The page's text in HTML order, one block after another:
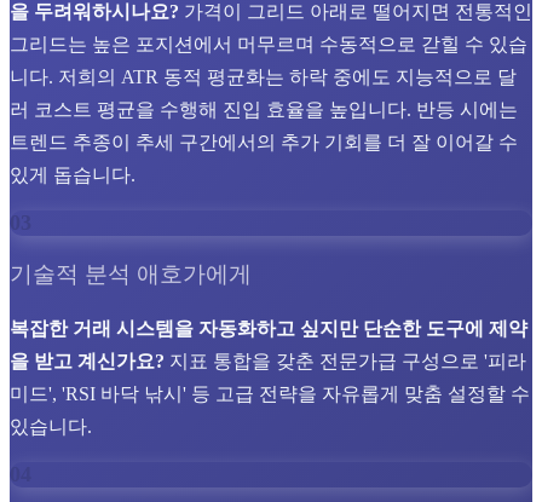
을 두려워하시나요? 가격이 그리드 아래로 떨어지면 전통적인
그리드는 높은 포지션에서 머무르며 수동적으로 갇힐 수 있습
니다. 저희의 ATR 동적 평균화는 하락 중에도 지능적으로 달
러 코스트 평균을 수행해 진입 효율을 높입니다. 반등 시에는
트렌드 추종이 추세 구간에서의 추가 기회를 더 잘 이어갈 수
있게 돕습니다.
03
기술적 분석 애호가에게
복잡한 거래 시스템을 자동화하고 싶지만 단순한 도구에 제약
을 받고 계신가요? 지표 통합을 갖춘 전문가급 구성으로 '피라
미드', 'RSI 바닥 낚시' 등 고급 전략을 자유롭게 맞춤 설정할 수
있습니다.